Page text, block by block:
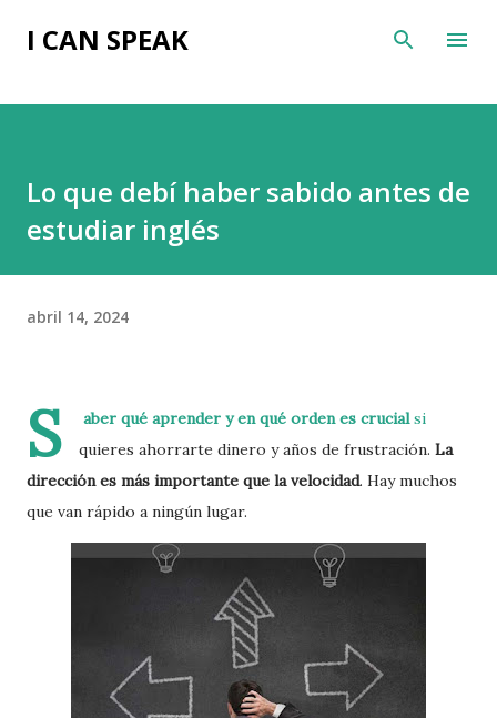
Ir al contenido principal
I CAN SPEAK
Lo que debí haber sabido antes de
estudiar inglés
abril 14, 2024
S aber qué aprender y en qué orden es crucialsi
quieres ahorrarte dinero y años de frustración. La
dirección es más importante que la velocidad. Hay muchos
que van rápido a ningún lugar.